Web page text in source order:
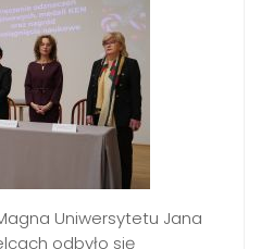
Uniwersytetu Jana
odbyło się